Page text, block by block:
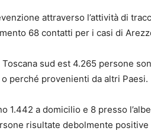
attraverso l’attività di
68 contatti per i casi di
sud est 4.265 persone
perché provenienti da altri Paesi.
1.442 a domicilio e 8 presso
risultate debolmente